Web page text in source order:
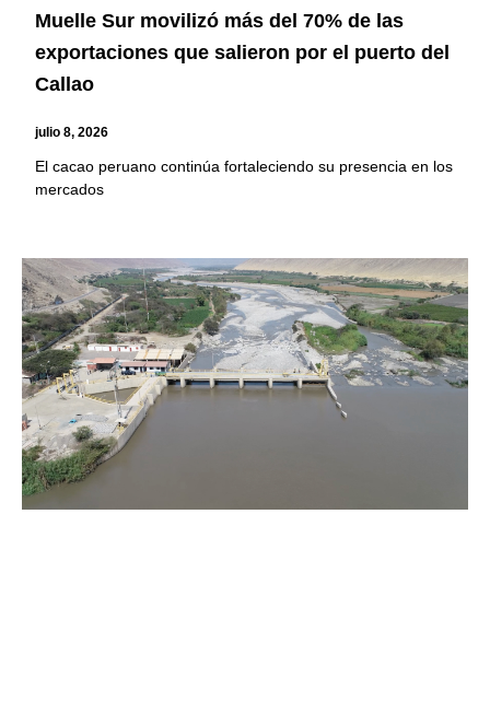
Muelle Sur movilizó más del 70% de las
exportaciones que salieron por el puerto del
Callao
julio 8, 2026
El cacao peruano continúa fortaleciendo su presencia en los
mercados